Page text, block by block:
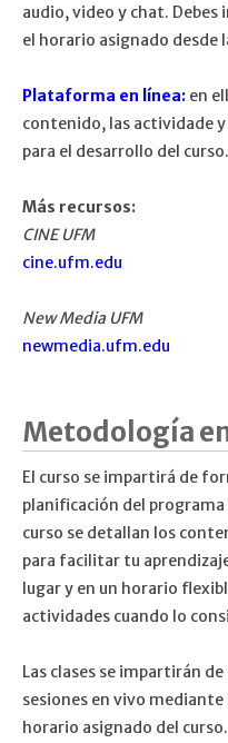
audio, video y chat. Debes
el horario asignado desde
Plataforma en línea: en
contenido, las actividade
para el desarrollo del curso.
Más recursos:
CINE UFM
cine.ufm.edu
New Media UFM
newmedia.ufm.edu
Metodología
El curso se impartirá de
planificación del
curso se detallan los
para facilitar tu
lugar y en un horario
actividades cuando lo
Las clases se impartirán
sesiones en vivo
horario asignado del